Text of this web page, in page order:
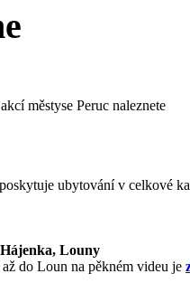
městyse Peruc naleznete
ubytování v celkové
Louny
do Loun na pěkném videu je